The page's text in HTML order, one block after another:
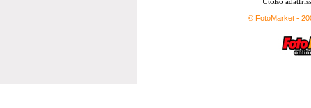
© FotoMarket -